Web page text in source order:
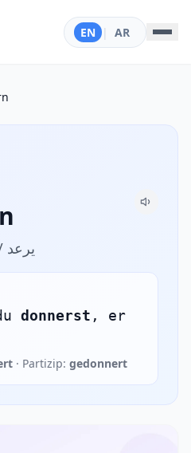
EN | AR
يرعد
donnerst , er
· Partizip: gedonnert